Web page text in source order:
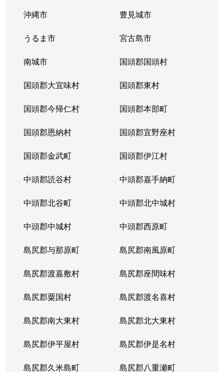
沖縄市 豊見城市
うるま市 宮古島市
南城市 国頭郡国頭村
国頭郡大宜味村 国頭郡東村
国頭郡今帰仁村 国頭郡本部町
国頭郡恩納村 国頭郡宜野座村
国頭郡金武町 国頭郡伊江村
中頭郡読谷村 中頭郡嘉手納町
中頭郡北谷町 中頭郡北中城村
中頭郡中城村 中頭郡西原町
島尻郡与那原町 島尻郡南風原町
島尻郡渡嘉敷村 島尻郡座間味村
島尻郡粟国村 島尻郡渡名喜村
島尻郡南大東村 島尻郡北大東村
島尻郡伊平屋村 島尻郡伊是名村
島尻郡久米島町 島尻郡八重瀬町